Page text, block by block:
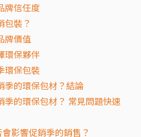
牌信任度
包裝？
牌價值
環保夥伴
環保包裝
季的環保包材？結論
季的環保包材？ 常見問題快速
影響促銷季的銷售？